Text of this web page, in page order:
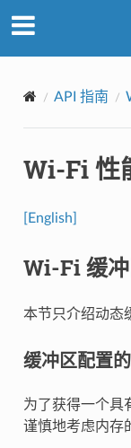
API 指南
Wi-Fi 性
[English]
Wi-Fi 缓
本节只介绍动态
缓冲区配置
为了获得一个具
谨慎地考虑内存